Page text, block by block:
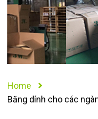
Home
Băng dính cho các